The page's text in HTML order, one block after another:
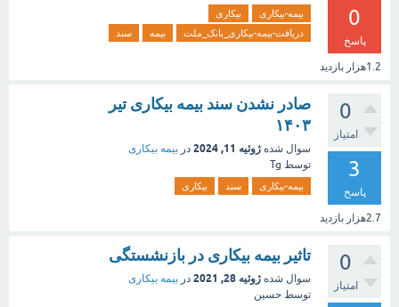
0
پاسخ
1.2هزار بازدید
بیمه-بیکاری
بیکاری
دریافت-بیمه-بیکاری_بانک_ملت
بیمه سند
0
امتیاز
3
پاسخ
2.7هزار بازدید
صادر نشدن سند بیمه بیکاری تیر
۱۴۰۳
سوال شده ژوئیه 11, 2024 در بیمه بیکاری
توسط Tg
بیمه-بیکاری سند بیکاری
0
امتیاز
تاثیر بیمه بیکاری در بازنشستگی
سوال شده ژوئیه 28, 2021 در بیمه بیکاری
توسط حسین